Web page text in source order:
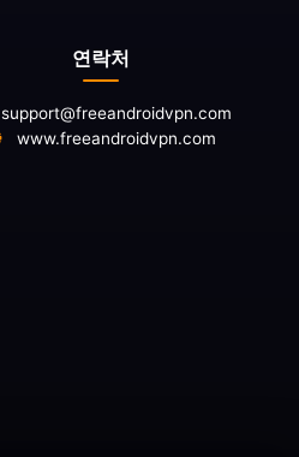
연락처
support@freeandroidvpn.com
www.freeandroidvpn.com